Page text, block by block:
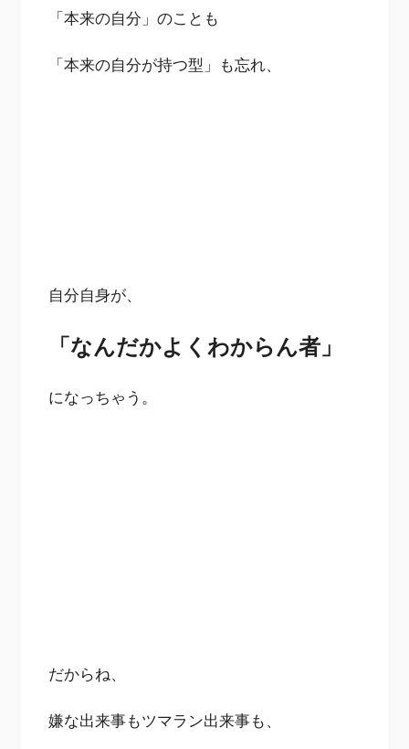
「本来の自分」のことも
「本来の自分が持つ型」も忘れ、
自分自身が、
「なんだかよくわからん者」
になっちゃう。
だからね、
嫌な出来事もツマラン出来事も、